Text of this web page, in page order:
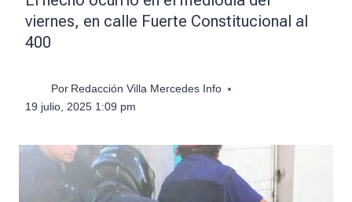
viernes, en calle Fuerte Constitucional al
400
Por Redacción Villa Mercedes Info
19 julio, 2025 1:09 pm